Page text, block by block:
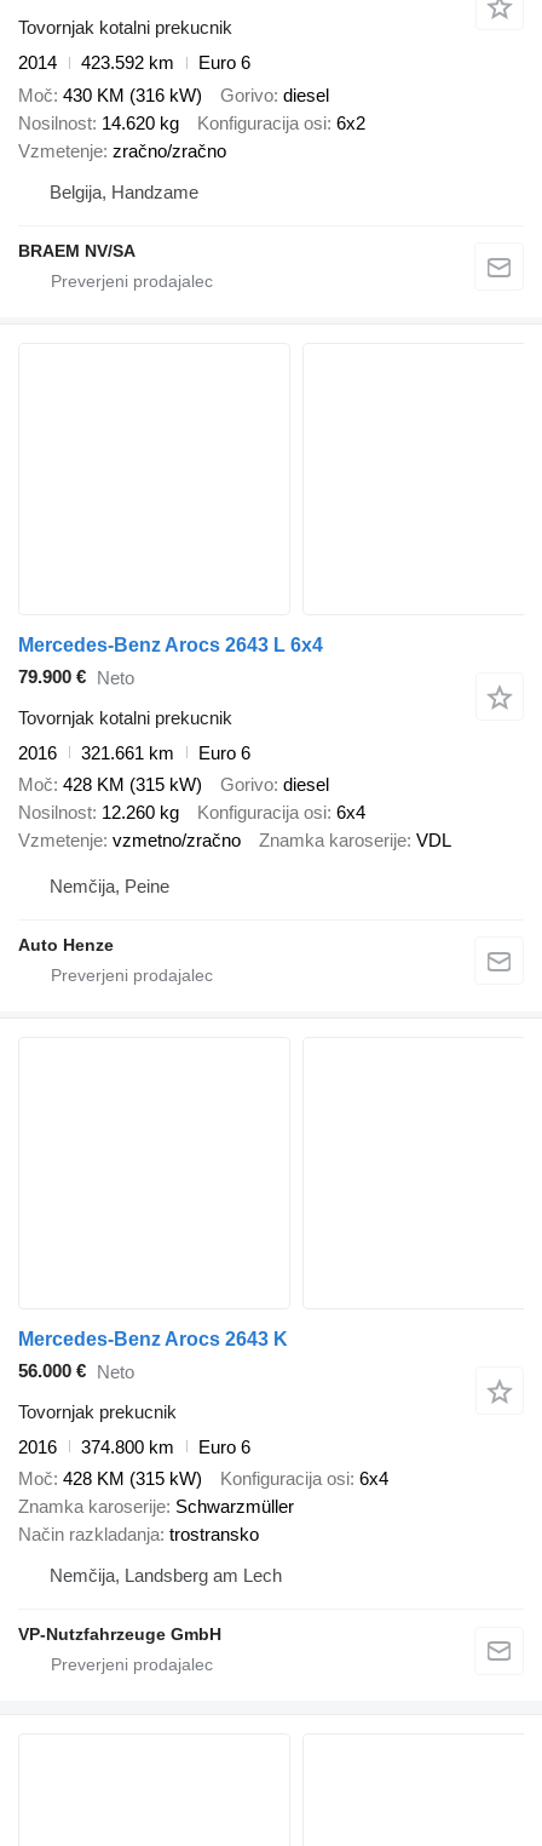
Tovornjak kotalni prekucnik
2014
423.592 km
Euro 6
Moč 430 KM (316 kW) Gorivo diesel
Nosilnost 14.620 kg Konfiguracija osi 6x2
Vzmetenje zračno/zračno
Belgija, Handzame
BRAEM NV/SA
Mercedes-Benz Arocs 2643 L 6x4
79.900 € Neto
Tovornjak kotalni prekucnik
2016
321.661 km
Euro 6
Moč 428 KM (315 kW) Gorivo diesel
Nosilnost 12.260 kg Konfiguracija osi 6x4
Vzmetenje vzmetno/zračno Znamka karoserije VDL
Nemčija, Peine
Auto Henze
Mercedes-Benz Arocs 2643 K
56.000 € Neto
Tovornjak prekucnik
2016
374.800 km
Euro 6
Moč 428 KM (315 kW) Konfiguracija osi 6x4
Znamka karoserije Schwarzmüller
Način razkladanja trostransko
Nemčija, Landsberg am Lech
VP-Nutzfahrzeuge GmbH